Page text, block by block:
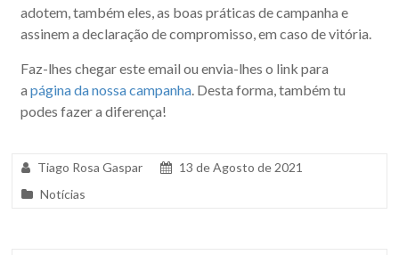
adotem, também eles, as boas práticas de campanha e
assinem a declaração de compromisso, em caso de vitória.
Faz-lhes chegar este email ou envia-lhes o link para
apágina da nossa campanha. Desta forma, também tu
podes fazer a diferença!
Tiago Rosa Gaspar
13 de Agosto de 2021
Notícias